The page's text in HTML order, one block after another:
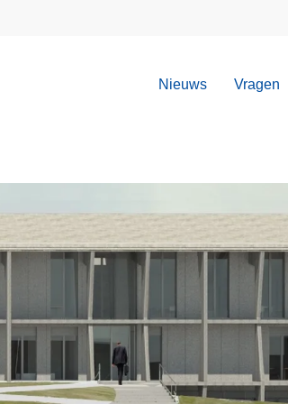
Nieuws Vragen